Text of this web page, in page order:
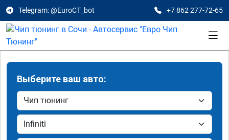
Telegram: @EuroCT_bot +7 862 277-72-65
Выберите ваш авто: